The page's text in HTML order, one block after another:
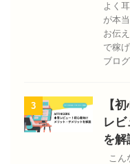
よく
が本
お伝
で稼
ブロ
3
【
レビ
を解
こん